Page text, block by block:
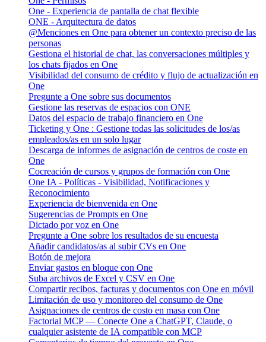
One - Experiencia de pantalla de chat flexible
ONE - Arquitectura de datos
@Menciones en One para obtener un contexto preciso de las
personas
Gestiona el historial de chat, las conversaciones múltiples y
los chats fijados en One
Visibilidad del consumo de crédito y flujo de actualización en
One
Pregunte a One sobre sus documentos
Gestione las reservas de espacios con ONE
Datos del espacio de trabajo financiero en One
Ticketing y One : Gestione todas las solicitudes de los/as
empleados/as en un solo lugar
Descarga de informes de asignación de centros de coste en
One
Cocreación de cursos y grupos de formación con One
One IA - Políticas - Visibilidad, Notificaciones y
Reconocimiento
Experiencia de bienvenida en One
Sugerencias de Prompts en One
Dictado por voz en One
Pregunte a One sobre los resultados de su encuesta
Añadir candidatos/as al subir CVs en One
Botón de mejora
Enviar gastos en bloque con One
Suba archivos de Excel y CSV en One
Compartir recibos, facturas y documentos con One en móvil
Limitación de uso y monitoreo del consumo de One
Asignaciones de centros de costo en masa con One
Factorial MCP — Conecte One a ChatGPT, Claude, o
cualquier asistente de IA compatible con MCP